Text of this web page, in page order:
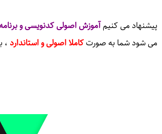
پیشنهاد می کنیمآموزش اصولی کدنویسی و
می شود شما به صورتکاملا اصولی و استاندارد ،